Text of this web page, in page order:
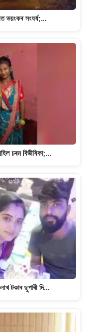
ভয়ংকৰ সংঘৰ্ষ;…
চৰম বিভীষিকা;…
টকাৰ ছুপাৰী দি…